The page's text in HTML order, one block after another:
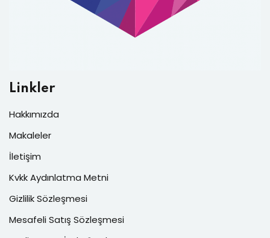
Linkler
Hakkımızda
Makaleler
İletişim
Kvkk Aydınlatma Metni
Gizlilik Sözleşmesi
Mesafeli Satış Sözleşmesi